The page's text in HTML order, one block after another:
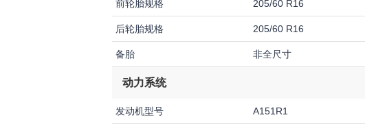
前轮胎规格 205/60 R16
后轮胎规格 205/60 R16
备胎 非全尺寸
动力系统
发动机型号 A151R1